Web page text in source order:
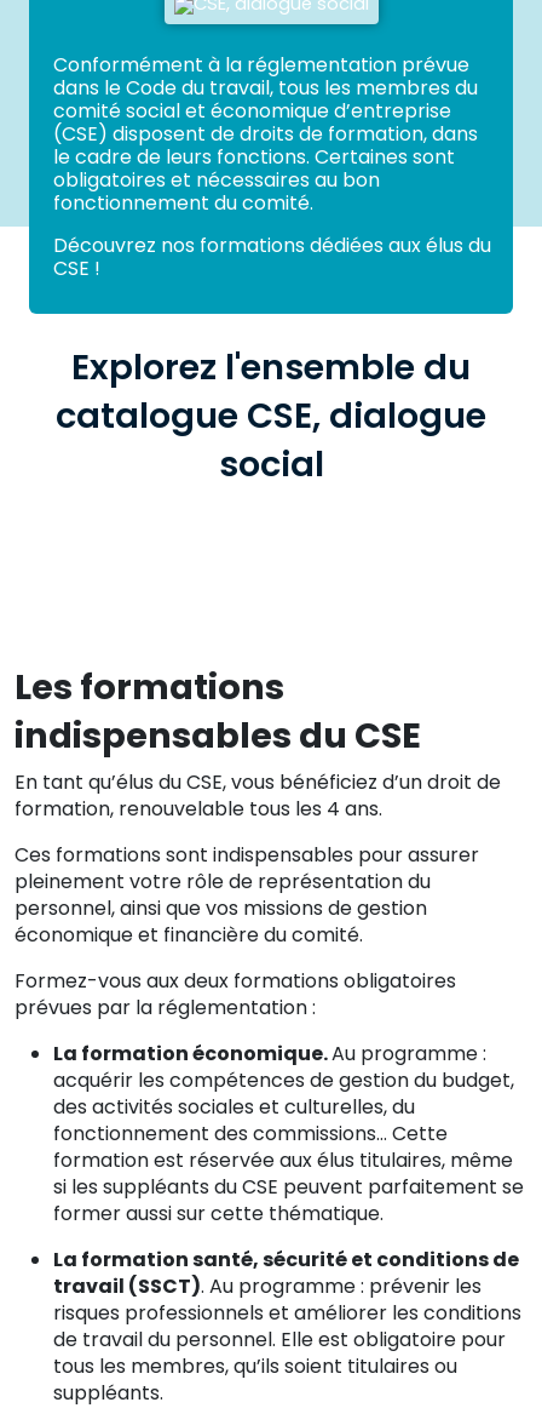
travail en hauteur
CSE
électricité
premiers secours
santé et sécurité au travail
BAR À SKILLS:
COMPLÉMENTS DE FORMATION
POUR LE DÉVELOPPEMENT
DES COMPÉTENCES
Formations 100% financées
Formations certifiantes
Conformément à la réglementation prévue
dans le Code du travail, tous les membres du
comité social et économique d’entreprise
(CSE) disposent de droits de formation, dans
le cadre de leurs fonctions. Certaines sont
obligatoires et nécessaires au bon
fonctionnement du comité.
Découvrez nos formations dédiées aux élus du
CSE !
Explorez l'ensemble du
catalogue CSE, dialogue
social
Les formations
indispensables du CSE
En tant qu’élus du CSE, vous bénéficiez d’un droit de
formation, renouvelable tous les 4 ans.
Ces formations sont indispensables pour assurer
pleinement votre rôle de représentation du
personnel, ainsi que vos missions de gestion
économique et financière du comité.
Formez-vous aux deux formations obligatoires
prévues par la réglementation :
La formation économique.Au programme :
acquérir les compétences de gestion du budget,
des activités sociales et culturelles, du
fonctionnement des commissions… Cette
formation est réservée aux élus titulaires, même
si les suppléants du CSE peuvent parfaitement se
former aussi sur cette thématique.
La formation santé, sécurité et conditions de
travail (SSCT). Au programme : prévenir les
risques professionnels et améliorer les conditions
de travail du personnel. Elle est obligatoire pour
tous les membres, qu’ils soient titulaires ou
suppléants.